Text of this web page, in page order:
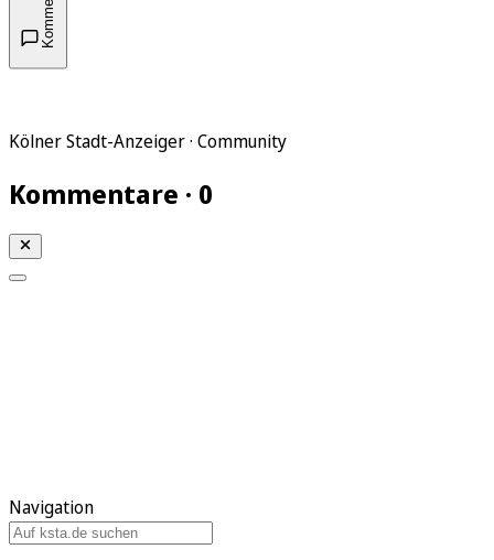
Kölner Stadt-Anzeiger · Community
Kommentare · 0
Navigation